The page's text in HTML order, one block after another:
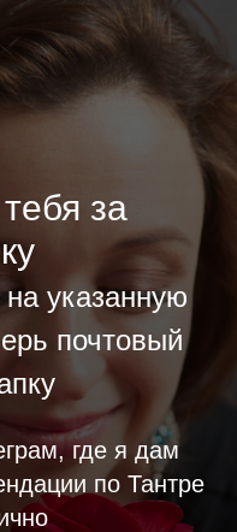
за
указанную
почтовый
где я дам
по Тантре